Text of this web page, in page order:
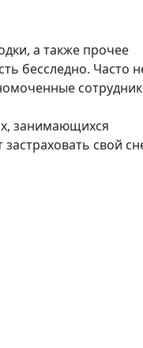
а также прочее
бесследно. Часто
занимающихся
свой